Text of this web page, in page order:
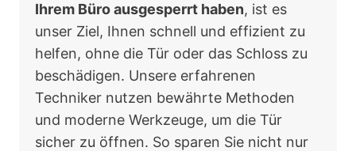
Ihrem Büro ausgesperrt haben, ist es
unser Ziel, Ihnen schnell und effizient zu
helfen, ohne die Tür oder das Schloss zu
beschädigen. Unsere erfahrenen
Techniker nutzen bewährte Methoden
und moderne Werkzeuge, um die Tür
sicher zu öffnen. So sparen Sie nicht nur